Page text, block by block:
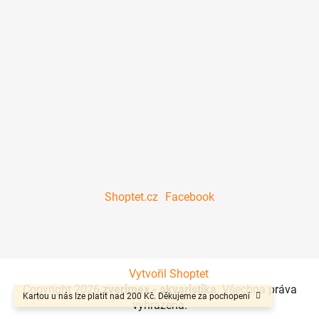
Kartou u nás lze platit nad 200 Kč. Děkujeme za pochopení
Shoptet.cz Facebook
Vytvořil Shoptet
Copyright 2026zverimex - akvaristika. Všechna práva
vyhrazena.